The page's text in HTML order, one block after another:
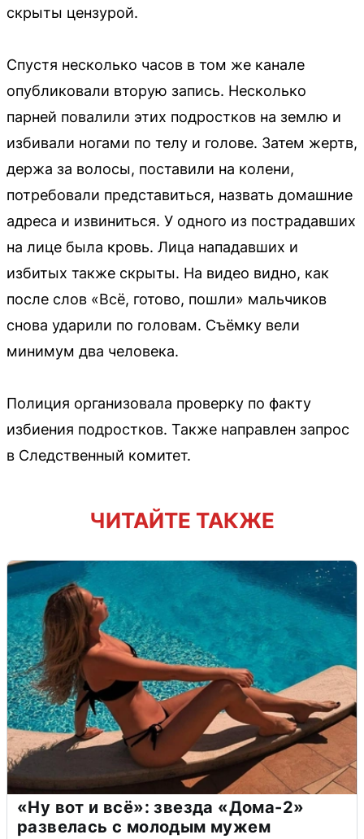
скрыты цензурой.
Спустя несколько часов в том же канале
опубликовали вторую запись. Несколько
парней повалили этих подростков на землю и
избивали ногами по телу и голове. Затем жертв,
держа за волосы, поставили на колени,
потребовали представиться, назвать домашние
адреса и извиниться. У одного из пострадавших
на лице была кровь. Лица нападавших и
избитых также скрыты. На видео видно, как
после слов «Всё, готово, пошли» мальчиков
снова ударили по головам. Съёмку вели
минимум два человека.
Полиция организовала проверку по факту
избиения подростков. Также направлен запрос
в Следственный комитет.
ЧИТАЙТЕ ТАКЖЕ
«Ну вот и всё»: звезда «Дома-2»
развелась с молодым мужем